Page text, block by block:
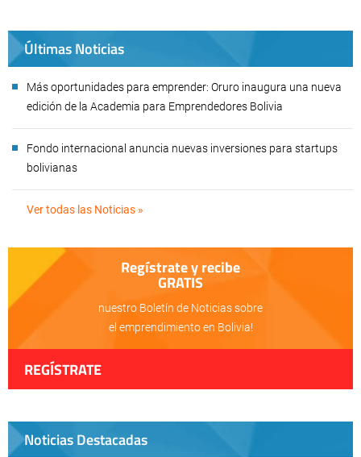
Últimas Noticias
Más oportunidades para emprender: Oruro inaugura una nueva
edición de la Academia para Emprendedores Bolivia
Fondo internacional anuncia nuevas inversiones para startups
bolivianas
Ver todas las Noticias »
Regístrate y recibe
GRATIS
nuestro Boletín de Noticias sobre
el emprendimiento en Bolivia!
REGÍSTRATE
Noticias Destacadas